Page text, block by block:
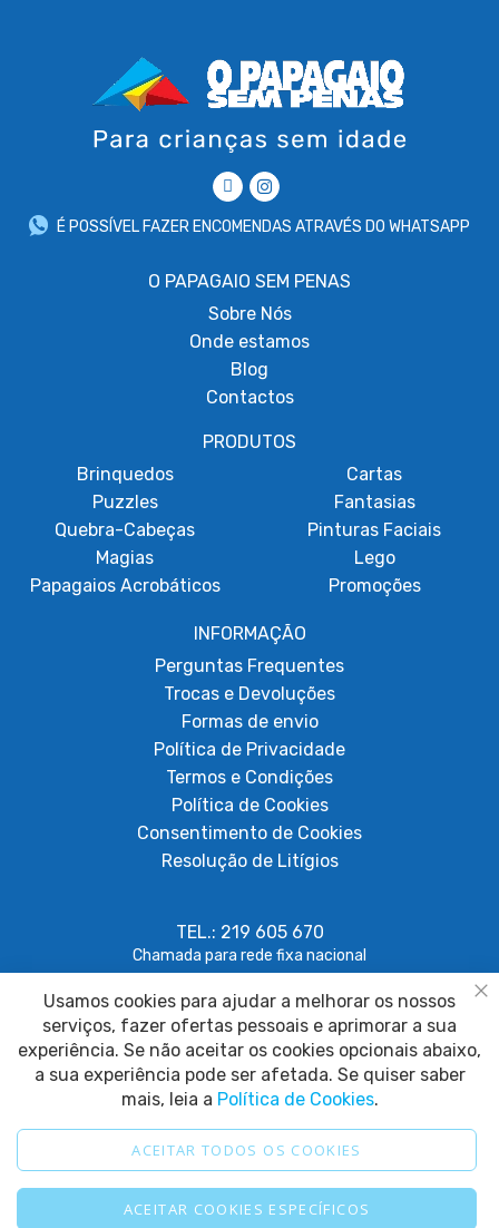
É POSSÍVEL FAZER ENCOMENDAS ATRAVÉS DO WHATSAPP
O PAPAGAIO SEM PENAS
Sobre Nós
Onde estamos
Blog
Contactos
PRODUTOS
Brinquedos
Puzzles
Quebra-Cabeças
Magias
Papagaios Acrobáticos
Cartas
Fantasias
Pinturas Faciais
Lego
Promoções
INFORMAÇÃO
Perguntas Frequentes
Trocas e Devoluções
Formas de envio
Política de Privacidade
Termos e Condições
Política de Cookies
Consentimento de Cookies
Resolução de Litígios
TEL.: 219 605 670
Chamada para rede fixa nacional
geral@papagaiosempenas.com
2025 © Papagaio sem Penas. Todos os direitos reservados.
Usamos cookies para ajudar a melhorar os nossos
serviços, fazer ofertas pessoais e aprimorar a sua
experiência. Se não aceitar os cookies opcionais abaixo,
a sua experiência pode ser afetada. Se quiser saber
mais, leia a Política de Cookies.
ACEITAR TODOS OS COOKIES
ACEITAR COOKIES ESPECÍFICOS